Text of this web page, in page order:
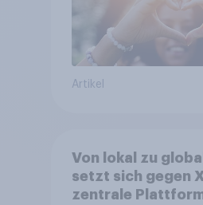
Artikel
Von lokal zu
setzt sich gegen
zentrale